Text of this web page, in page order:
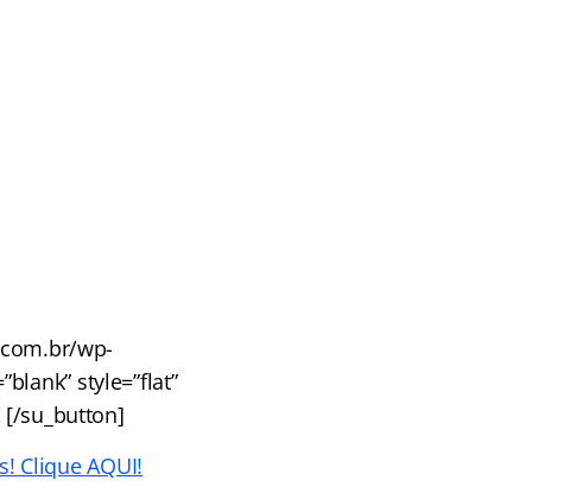
wp-
style=”flat”
[/su_button]
Clique AQUI!